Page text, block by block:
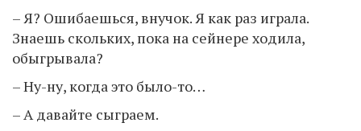
– Я? Ошибаешься, внучок. Я как раз играла.
Знаешь скольких, пока на сейнере ходила,
обыгрывала?
– Ну-ну, когда это было-то…
– А давайте сыграем.